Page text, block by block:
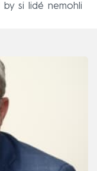
si lidé nemohli